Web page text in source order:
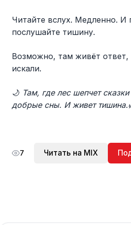
Читайте вслух. Медленно. И
послушайте тишину.
Возможно, там живёт
искали.
🌙 Там, где лес шепчет
добрые сны. И живет тишина.
7 Читать на MIX